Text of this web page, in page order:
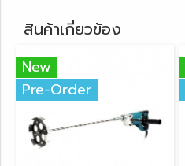
สินค้าเกี่ยวข้อง
New
Pre-Order